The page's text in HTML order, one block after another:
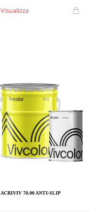
Visualizza
ACRIVIV 70.00 ANTI-SLIP